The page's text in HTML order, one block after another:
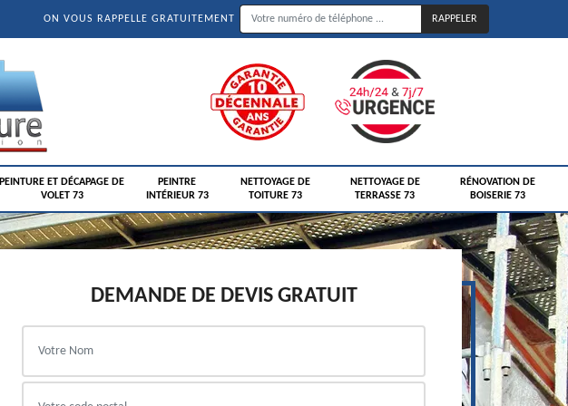
ON VOUS RAPPELLE GRATUITEMENT
PEINTURE ET DÉCAPAGE DE
VOLET 73
PEINTRE
INTÉRIEUR 73
NETTOYAGE DE
TOITURE 73
NETTOYAGE DE
TERRASSE 73
RÉNOVATION DE
BOISERIE 73
DEMANDE DE DEVIS GRATUIT